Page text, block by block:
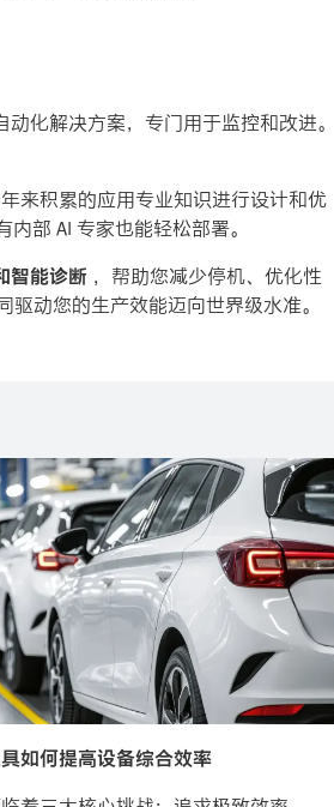
化解决方案，专门用于监控和改进。
来积累的应用专业知识进行设计和优
部 AI 专家也能轻松部署。
智能诊断 ，帮助您减少停机、优化性
动您的生产效能迈向世界级水准。
如何提高设备综合效率